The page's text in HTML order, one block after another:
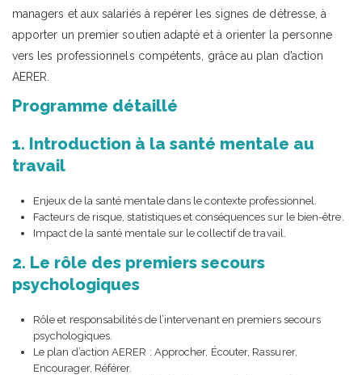
managers et aux salariés à repérer les signes de détresse, à
apporter un premier soutien adapté et à orienter la personne
vers les professionnels compétents, grâce au plan d’action
AERER.
Programme détaillé
1. Introduction à la santé mentale au
travail
Enjeux de la santé mentale dans le contexte professionnel.
Facteurs de risque, statistiques et conséquences sur le bien-être.
Impact de la santé mentale sur le collectif de travail.
2. Le rôle des premiers secours
psychologiques
Rôle et responsabilités de l’intervenant en premiers secours
psychologiques.
Le plan d’action AERER : Approcher, Écouter, Rassurer,
Encourager, Référer.